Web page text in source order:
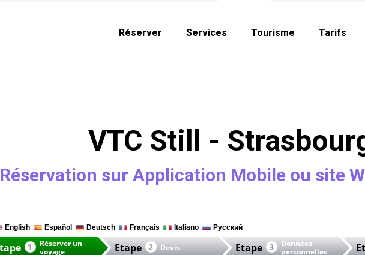
Réserver Services Tourisme Tarifs
VTC Still -
Réservation sur Application Mobile ou site